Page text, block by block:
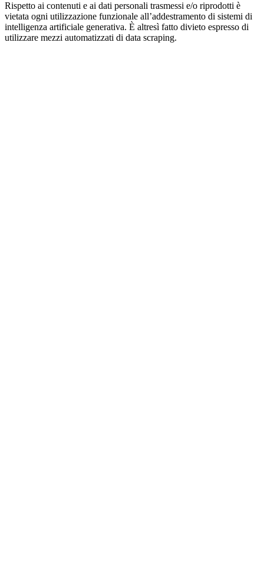
Rispetto ai contenuti e ai dati personali trasmessi e/o riprodotti è
vietata ogni utilizzazione funzionale all’addestramento di sistemi di
intelligenza artificiale generativa. È altresì fatto divieto espresso di
utilizzare mezzi automatizzati di data scraping.